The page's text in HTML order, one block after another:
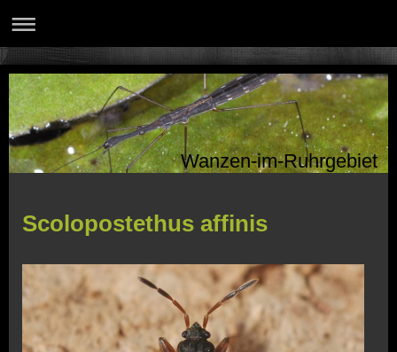
Wanzen-im-Ruhrgebiet
Scolopostethus affinis